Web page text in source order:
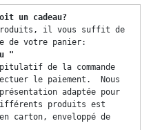
un cadeau?
il vous suffit de
de votre panier:
"
de la commande
le paiement.  Nous
adaptée pour
produits est
carton, enveloppé de